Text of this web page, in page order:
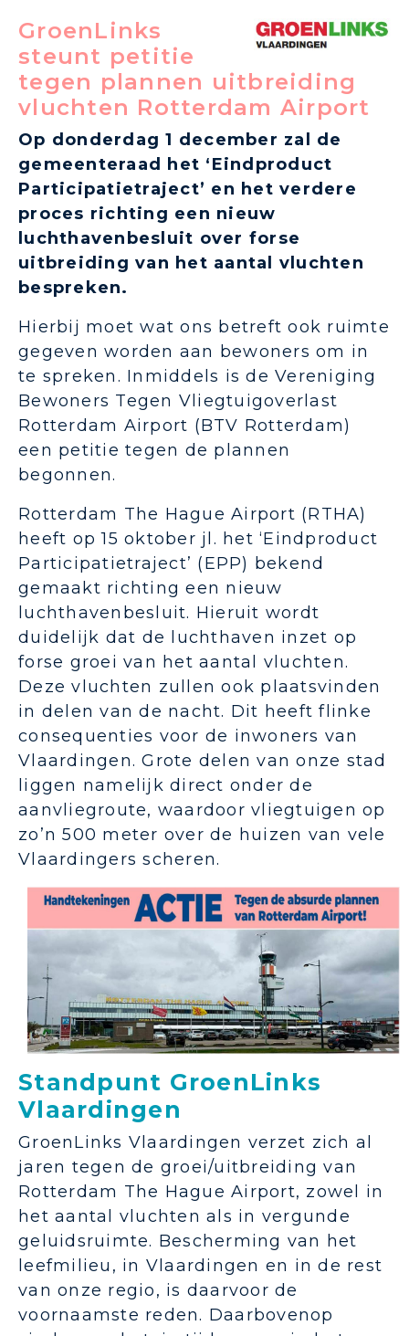
GroenLinks
steunt petitie
tegen plannen uitbreiding
vluchten Rotterdam Airport
Op donderdag 1 december zal de
gemeenteraad het ‘Eindproduct
Participatietraject’ en het verdere
proces richting een nieuw
luchthavenbesluit over forse
uitbreiding van het aantal vluchten
bespreken.
Hierbij moet wat ons betreft ook ruimte
gegeven worden aan bewoners om in
te spreken. Inmiddels is de Vereniging
Bewoners Tegen Vliegtuigoverlast
Rotterdam Airport (BTV Rotterdam)
een petitie tegen de plannen
begonnen.
Rotterdam The Hague Airport (RTHA)
heeft op 15 oktober jl. het ‘Eindproduct
Participatietraject’ (EPP) bekend
gemaakt richting een nieuw
luchthavenbesluit. Hieruit wordt
duidelijk dat de luchthaven inzet op
forse groei van het aantal vluchten.
Deze vluchten zullen ook plaatsvinden
in delen van de nacht. Dit heeft flinke
consequenties voor de inwoners van
Vlaardingen. Grote delen van onze stad
liggen namelijk direct onder de
aanvliegroute, waardoor vliegtuigen op
zo’n 500 meter over de huizen van vele
Vlaardingers scheren.
Standpunt GroenLinks
Vlaardingen
GroenLinks Vlaardingen verzet zich al
jaren tegen de groei/uitbreiding van
Rotterdam The Hague Airport, zowel in
het aantal vluchten als in vergunde
geluidsruimte. Bescherming van het
leefmilieu, in Vlaardingen en in de rest
van onze regio, is daarvoor de
voornaamste reden. Daarbovenop